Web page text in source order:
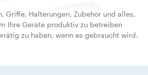
Griffe, Halterungen, Zubehör und alles,
Ihre Geräte produktiv zu betreiben
zu haben, wenn es gebraucht wird.